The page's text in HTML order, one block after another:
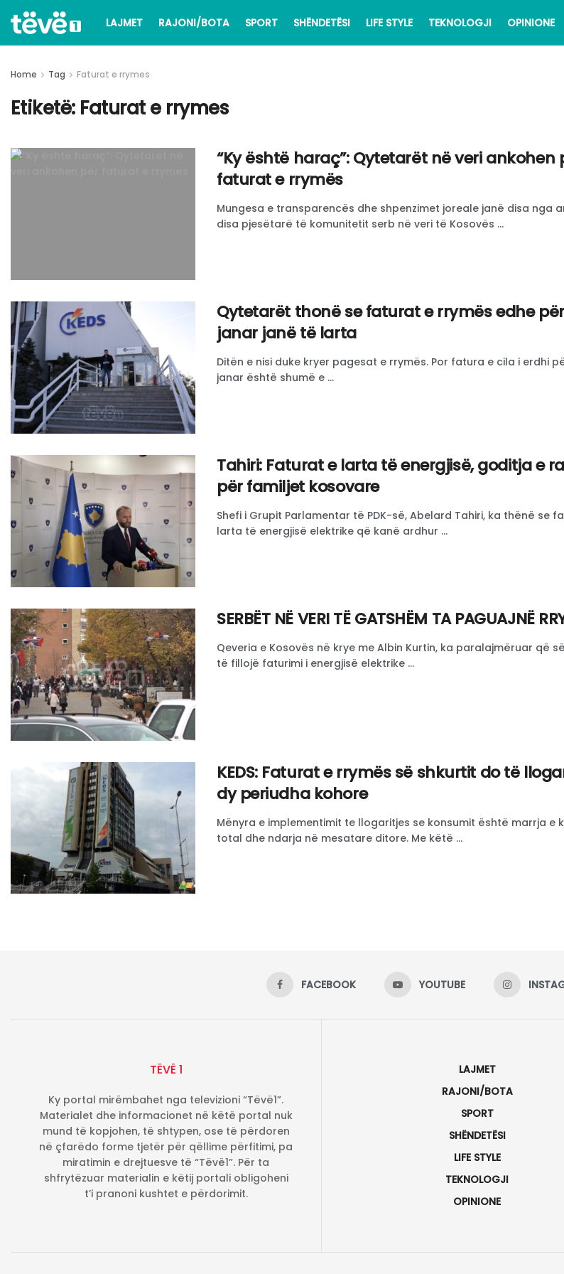
LAJMET RAJONI/BOTA SPORT SHËNDETËSI LIFE STYLE TEKNOLOGJI OPINIONE
Home Tag Faturat e rrymes
Etiketë: Faturat e rrymes
“Ky është haraç”: Qytetarët në veri ankohen
faturat e rrymës
Mungesa e transparencës dhe shpenzimet joreale janë disa nga
disa pjesëtarë të komunitetit serb në veri të Kosovës ...
Qytetarët thonë se faturat e rrymës edhe
janar janë të larta
Ditën e nisi duke kryer pagesat e rrymës. Por fatura e cila i erdhi
janar është shumë e ...
Tahiri: Faturat e larta të energjisë, goditja e
për familjet kosovare
Shefi i Grupit Parlamentar të PDK-së, Abelard Tahiri, ka thënë se
larta të energjisë elektrike që kanë ardhur ...
SERBËT NË VERI TË GATSHËM TA PAGUAJNË
Qeveria e Kosovës në krye me Albin Kurtin, ka paralajmëruar që
të fillojë faturimi i energjisë elektrike ...
KEDS: Faturat e rrymës së shkurtit do të
dy periudha kohore
Mënyra e implementimit te llogaritjes se konsumit është marrja e
total dhe ndarja në mesatare ditore. Me këtë ...
FACEBOOK YOUTUBE
TËVË 1
Ky portal mirëmbahet nga televizioni “Tëvë1”.
Materialet dhe informacionet në këtë portal nuk
mund të kopjohen, të shtypen, ose të përdoren
në çfarëdo forme tjetër për qëllime përfitimi, pa
miratimin e drejtuesve të “Tëvë1”. Për ta
shfrytëzuar materialin e këtij portali obligoheni
t’i pranoni kushtet e përdorimit.
LAJMET
RAJONI/BOTA
SPORT
SHËNDETËSI
LIFE STYLE
TEKNOLOGJI
OPINIONE